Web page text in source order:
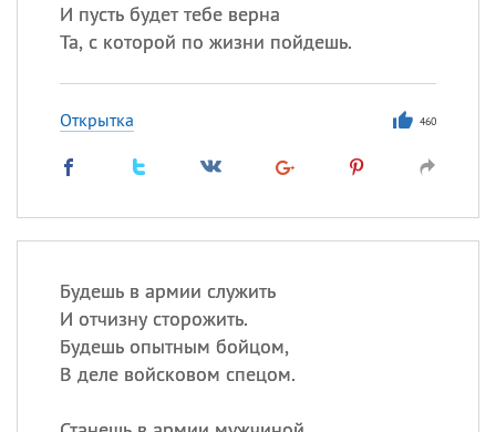
И пусть будет тебе верна
Та, с которой по жизни пойдешь.
Открытка 460
Будешь в армии служить
И отчизну сторожить.
Будешь опытным бойцом,
В деле войсковом спецом.